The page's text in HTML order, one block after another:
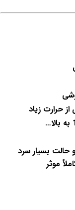
حالت بسیار سرد